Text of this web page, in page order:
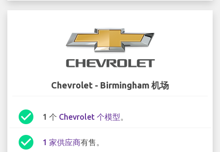
Chevrolet - Birmingham 机场
check_circle 1 个 Chevrolet 个模型。
check_circle 1 家供应商有售。